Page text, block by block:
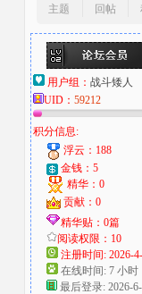
爱
主题
回帖
用户组： 战斗矮人
UID： 59212
积分信息:
浮云：188
金钱：5
精华：0
贡献：0
精华贴：0篇
阅读权限：10
注册时间: 2026-
在线时间: 7 小时
最后登录: 2026-